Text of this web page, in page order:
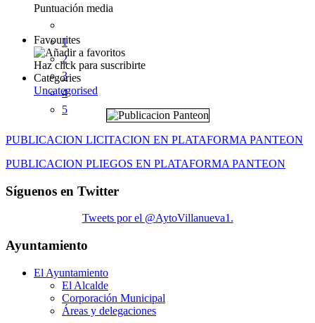
Puntuación media
1
2
3
4
5
Favourites
Haz click para suscribirte
Categories
Uncategorised
PUBLICACION LICITACION EN PLATAFORMA PANTEON
PUBLICACION PLIEGOS EN PLATAFORMA PANTEON
Síguenos en Twitter
Tweets por el @AytoVillanueva1.
Ayuntamiento
El Ayuntamiento
El Alcalde
Corporación Municipal
Áreas y delegaciones